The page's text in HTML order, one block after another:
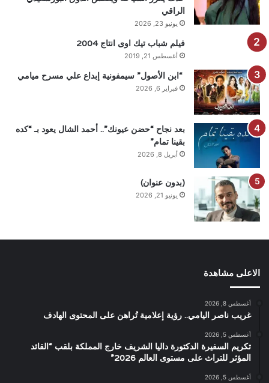
الراقي
يونيو 23, 2026
فيلم شباب تيك اوى انتاج 2004
أغسطس 21, 2019
“ابن الأصول” سيمفونية إبداع علي مسرح ميامي
فبراير 6, 2026
بعد نجاح “حضن عيونك”.. أحمد الشال يعود بـ “كده
بقينا تمام”
أبريل 8, 2026
(بدون عنوان)
يونيو 21, 2026
الاعلى مشاهدة
أغسطس 8, 2026
غريب ناصر اليامي.. رؤية إعلامية تُراهن على المحتوى الهادف
أغسطس 5, 2026
تكريم السفيرة الدكتورة داليا الشريف خارج المملكة بلقب “القائد
المؤثر للتراث على مستوى العالم 2026”
أغسطس 5, 2026